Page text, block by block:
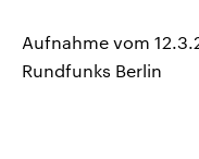
Aufnahme vom
Rundfunks Berlin